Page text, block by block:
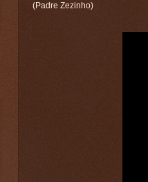
(Padre Zezinho)